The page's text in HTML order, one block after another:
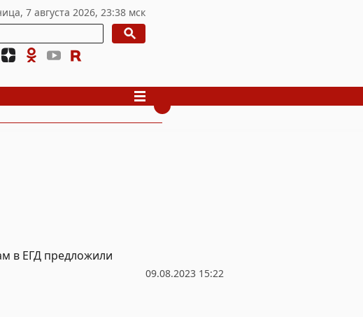
09.08.2023 15:22
в ЕГД предложили